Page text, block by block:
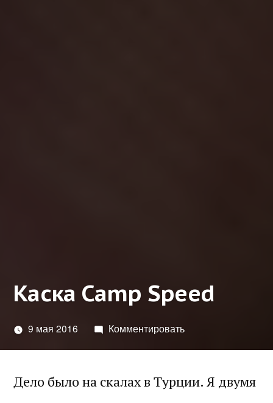
Каска Camp Speed
9 мая 2016 Комментировать
Дело было на скалах в Турции. Я двумя